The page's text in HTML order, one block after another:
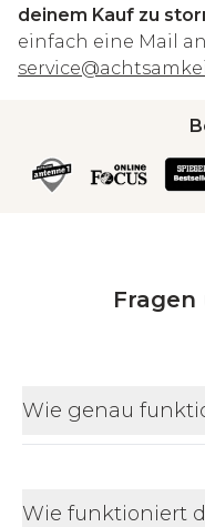
deinem Kauf zu
einfach eine Mail an
Wie genau
Wie funktioniert